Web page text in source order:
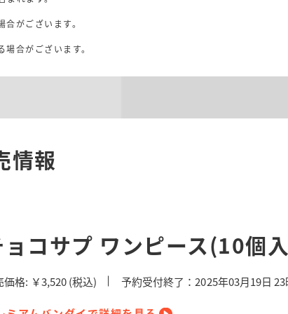
がございます。
合がございます。
情報
ョコサプ ワンピース(10個
価格: ￥3,520(税込) 予約受付終了：2025年03月19日